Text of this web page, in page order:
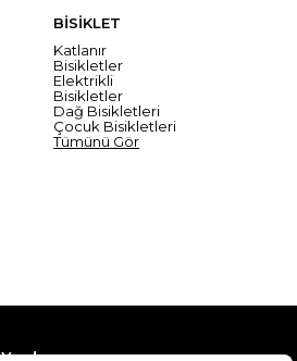
BİSİKLET
Katlanır
Bisikletler
Elektrikli
Bisikletler
Dağ Bisikletleri
Çocuk Bisikletleri
Tümünü Gör